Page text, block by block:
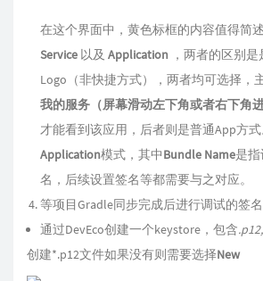
在这个界面中，黄色标框的内容值得简
Service 以及 Application ，两者的区别
Logo（非快捷方式），两者均可选择，
我的服务（屏幕滑动左下角或者右下角
才能看到该应用，后者则是普通App方
Application模式，其中Bundle Name是
名，后续设置签名等都需要与之对应。
等项目Gradle同步完成后进行调试的签名
通过DevEco创建一个keystore，包含.p12,
创建*.p12文件如果没有则需要选择New